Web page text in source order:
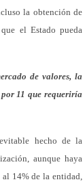
la obtención de
el Estado pueda
de valores, la
11 que requeriría
hecho de la
aunque haya
al 14% de la entidad,